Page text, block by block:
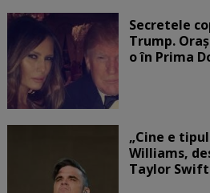
Secretele
Trump.
o în Prima
„Cine e
Williams,
Taylor